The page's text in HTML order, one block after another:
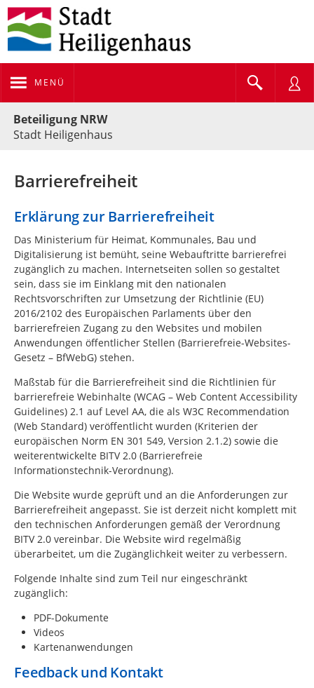
MENÜ
Beteiligung NRW
Stadt Heiligenhaus
Barrierefreiheit
Erklärung zur Barrierefreiheit
Das Ministerium für Heimat, Kommunales, Bau und
Digitalisierung ist bemüht, seine Webauftritte barrierefrei
zugänglich zu machen. Internetseiten sollen so gestaltet
sein, dass sie im Einklang mit den nationalen
Rechtsvorschriften zur Umsetzung der Richtlinie (EU)
2016/2102 des Europäischen Parlaments über den
barrierefreien Zugang zu den Websites und mobilen
Anwendungen öffentlicher Stellen (Barrierefreie-Websites-
Gesetz – BfWebG) stehen.
Maßstab für die Barrierefreiheit sind die Richtlinien für
barrierefreie Webinhalte (WCAG – Web Content Accessibility
Guidelines) 2.1 auf Level AA, die als W3C Recommendation
(Web Standard) veröffentlicht wurden (Kriterien der
europäischen Norm EN 301 549, Version 2.1.2) sowie die
weiterentwickelte BITV 2.0 (Barrierefreie
Informationstechnik-Verordnung).
Die Website wurde geprüft und an die Anforderungen zur
Barrierefreiheit angepasst. Sie ist derzeit nicht komplett mit
den technischen Anforderungen gemäß der Verordnung
BITV 2.0 vereinbar. Die Website wird regelmäßig
überarbeitet, um die Zugänglichkeit weiter zu verbessern.
Folgende Inhalte sind zum Teil nur eingeschränkt
zugänglich:
PDF-Dokumente
Videos
Kartenanwendungen
Feedback und Kontakt